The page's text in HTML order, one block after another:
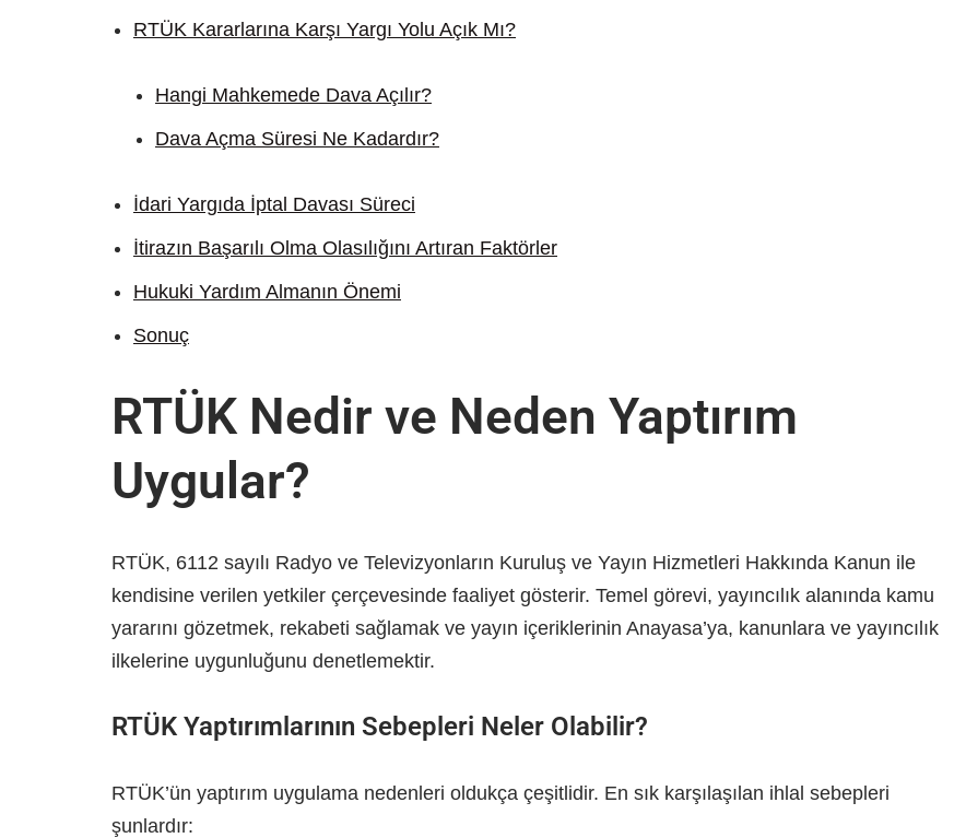
RTÜK Kararlarına Karşı Yargı Yolu Açık Mı?
Hangi Mahkemede Dava Açılır?
Dava Açma Süresi Ne Kadardır?
İdari Yargıda İptal Davası Süreci
İtirazın Başarılı Olma Olasılığını Artıran Faktörler
Hukuki Yardım Almanın Önemi
Sonuç
RTÜK Nedir ve Neden Yaptırım
Uygular?
RTÜK, 6112 sayılı Radyo ve Televizyonların Kuruluş ve Yayın Hizmetleri Hakkında Kanun ile
kendisine verilen yetkiler çerçevesinde faaliyet gösterir. Temel görevi, yayıncılık alanında kamu
yararını gözetmek, rekabeti sağlamak ve yayın içeriklerinin Anayasa’ya, kanunlara ve yayıncılık
ilkelerine uygunluğunu denetlemektir.
RTÜK Yaptırımlarının Sebepleri Neler Olabilir?
RTÜK’ün yaptırım uygulama nedenleri oldukça çeşitlidir. En sık karşılaşılan ihlal sebepleri
şunlardır: